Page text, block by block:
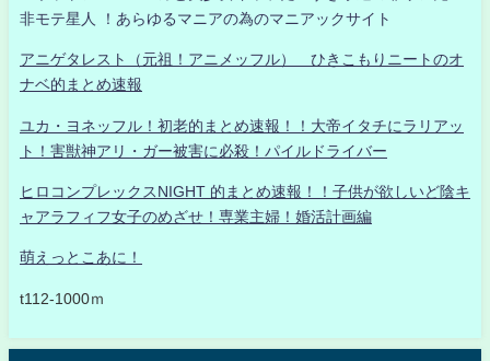
非モテ星人 ！あらゆるマニアの為のマニアックサイト
アニゲタレスト（元祖！アニメッフル） ひきこもりニートのオ
ナベ的まとめ速報
ユカ・ヨネッフル！初老的まとめ速報！！大帝イタチにラリアッ
ト！害獣神アリ・ガー被害に必殺！パイルドライバー
ヒロコンプレックスNIGHT 的まとめ速報！！子供が欲しいど陰キ
ャアラフィフ女子のめざせ！専業主婦！婚活計画編
萌えっとこあに！
t112-1000ｍ